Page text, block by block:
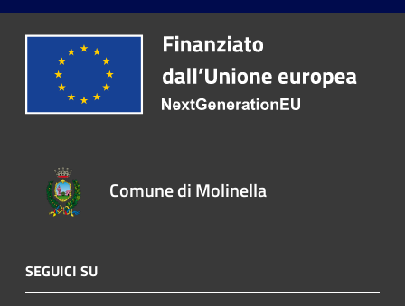
Comune di Molinella
SEGUICI SU